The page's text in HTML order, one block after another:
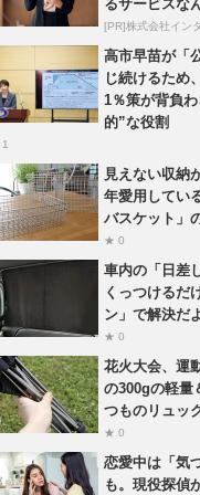
るサービスな
[PR]株式会社イン
高市早苗が「
じ続けるため
1％策が背負
的”な役割
見えない収納
年愛用してい
バスケット」
★ 0
車内の「日差
くっつけるだ
ン」で解決だ
★ 0
花火大会、運
の300gの軽量
つものリュッ
★ 0
恋愛中は「気
も。現役探偵